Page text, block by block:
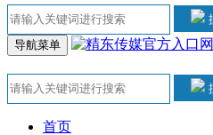
导航菜单
首页